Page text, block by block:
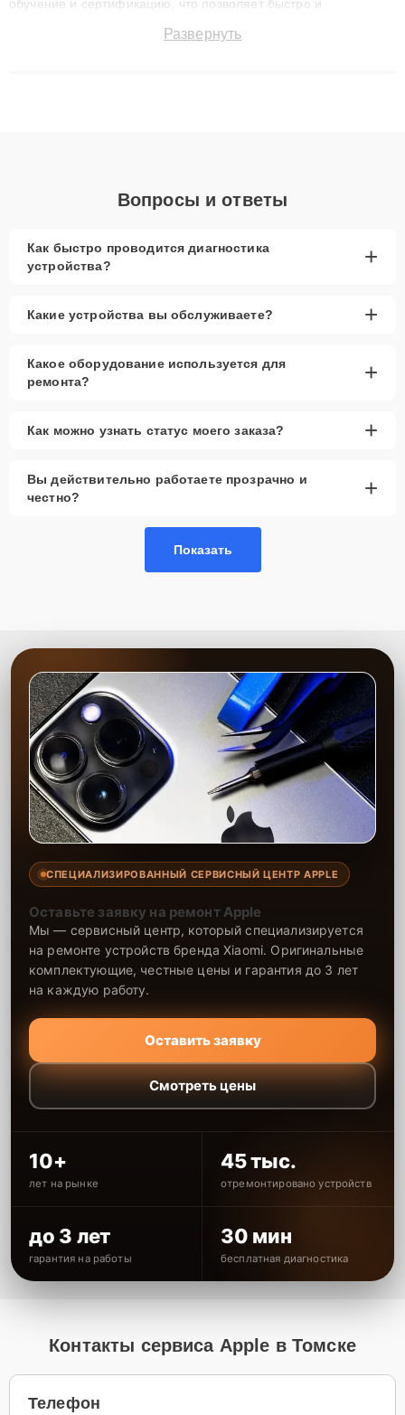
обучение и сертификацию, что позволяет быстро и
сохранением гарантии до 3 лет. Наши мастера решают
Развернуть
Вопросы и ответы
Как быстро проводится диагностика
устройства?
+
Какие устройства вы обслуживаете? +
Какое оборудование используется для
ремонта?
+
Как можно узнать статус моего заказа? +
Вы действительно работаете прозрачно и
честно?
+
Показать
СПЕЦИАЛИЗИРОВАННЫЙ СЕРВИСНЫЙ ЦЕНТР APPLE
Оставьте заявку на ремонт Apple
Мы — сервисный центр, который специализируется
на ремонте устройств бренда Xiaomi. Оригинальные
комплектующие, честные цены и гарантия до 3 лет
на каждую работу.
Оставить заявку
Смотреть цены
10+
лет на рынке
45 тыс.
отремонтировано устройств
до 3 лет
гарантия на работы
30 мин
бесплатная диагностика
Контакты сервиса Apple в Томске
Телефон